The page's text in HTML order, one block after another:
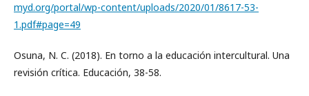
myd.org/portal/wp-content/uploads/2020/01/8617-53-
1.pdf#page=49
Osuna, N. C. (2018). En torno a la educación intercultural. Una
revisión crítica. Educación, 38-58.